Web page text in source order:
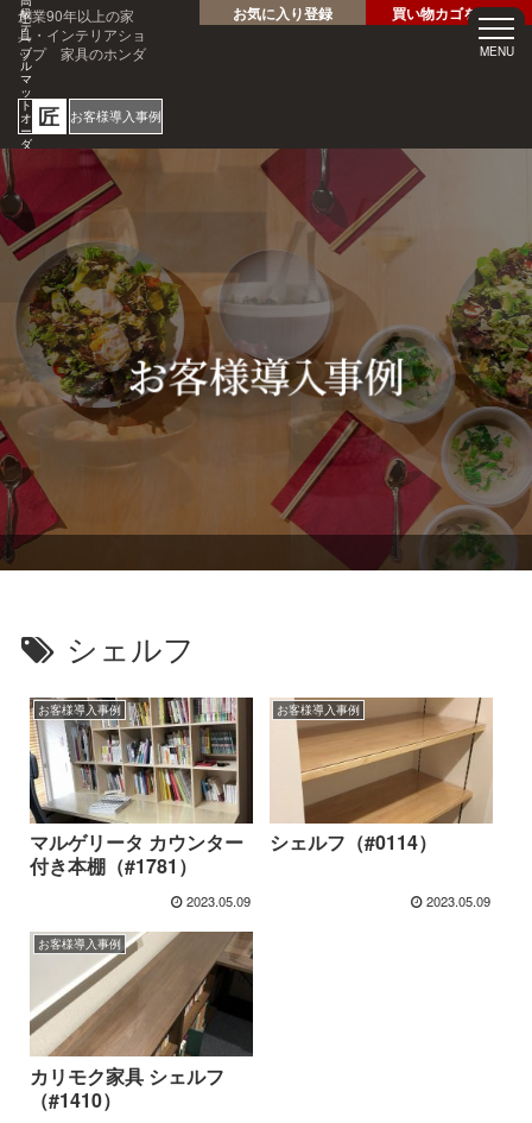
創業90年以上の家
具・インテリアショ
ップ 家具のホンダ
級
テ
ー
ブ
ル
マ
ッ
ト
オ
ー
ダ
ズ
専
店
匠 お客様導入事例
ホテル・レストラン・企業
様の大事なテーブルを傷・
汚れから守る！
サン
プル
請求
1mm
単位
オー
ダー
サイ
ズ
見積
り
請求
書対
応
短納
期
専門
家対
応
ご注文・ご
質問はお気
軽にどうぞ
0120-46-
5054
受付時間：
18:30
お気に入り登録 買い物カゴを見る
MENU
シェルフ
お客様導入事例
マルゲリータ カウンター
付き本棚（#1781）
2023.05.09
お客様導入事例
シェルフ（#0114）
2023.05.09
お客様導入事例
カリモク家具 シェルフ
（#1410）